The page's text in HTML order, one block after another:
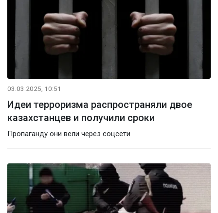
03.03.2025, 10:51
Идеи терроризма распространяли двое
казахстанцев и получили сроки
Пропаганду они вели через соцсети